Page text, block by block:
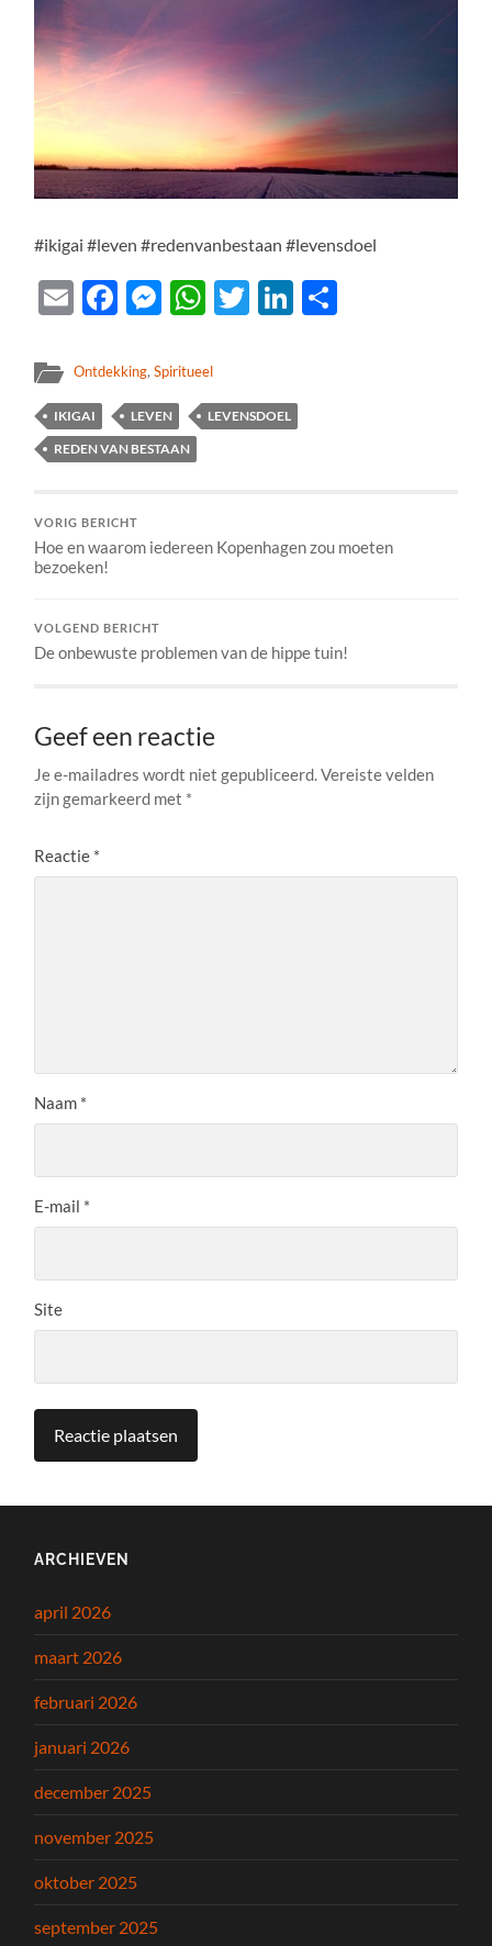
#ikigai #leven #redenvanbestaan #levensdoel
EmailFacebook
Messenger
WhatsApp
TwitterLinkedIn
Ontdekking,Spiritueel
IKIGAI LEVEN
LEVENSDOEL
REDEN VAN BESTAAN
VORIG BERICHT
Hoe en waarom iedereen Kopenhagen zou moeten
bezoeken!
VOLGEND BERICHT
De onbewuste problemen van de hippe tuin!
Geef een reactie
Je e-mailadres wordt niet gepubliceerd.Vereiste velden
zijn gemarkeerd met *
Reactie *
Naam *
E-mail *
Site
ARCHIEVEN
april 2026
maart 2026
februari 2026
januari 2026
december 2025
november 2025
oktober 2025
september 2025